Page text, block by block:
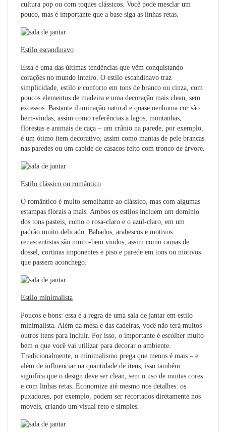
cultura pop ou com toques clássicos. Você pode mesclar um
pouco, mas é importante que a base siga as linhas retas.
Estilo escandinavo
Essa é uma das últimas tendências que vêm conquistando
corações no mundo inteiro. O estilo escandinavo traz
simplicidade, estilo e conforto em tons de branco ou cinza, com
poucos elementos de madeira e uma decoração mais clean, sem
excessos. Bastante iluminação natural e quase nenhuma cor são
bem-vindas, assim como referências a lagos, montanhas,
florestas e animais de caça – um crânio na parede, por exemplo,
é um ótimo item decorativo; assim como mantas de pele brancas
nas paredes ou um cabide de casacos feito com tronco de árvore.
Estilo clássico ou romântico
O romântico é muito semelhante ao clássico, mas com algumas
estampas florais a mais. Ambos os estilos incluem um domínio
dos tons pasteis, como o rosa-claro e o azul-claro, em um
padrão muito delicado. Babados, arabescos e motivos
renascentistas são muito-bem vindos, assim como camas de
dossel, cortinas imponentes e piso e parede em tons ou motivos
que passem aconchego.
Estilo minimalista
Poucos e bons: essa é a regra de uma sala de jantar em estilo
minimalista. Além da mesa e das cadeiras, você não terá muitos
outros itens para incluir. Por isso, o importante é escolher muito
bem o que você vai utilizar para decorar o ambiente.
Tradicionalmente, o minimalismo prega que menos é mais – e
além de influenciar na quantidade de itens, isso também
significa que o design deve ser clean, sem o uso de muitas cores
e com linhas retas. Economize até mesmo nos detalhes: os
puxadores, por exemplo, podem ser recortados diretamente nos
móveis, criando um visual reto e simples.